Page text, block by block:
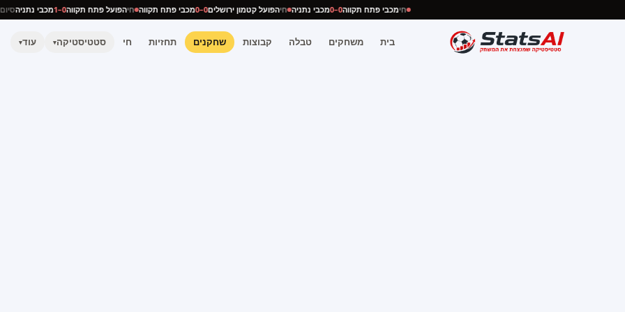
חימכבי פתח תקווה0–0 מכבי נתניה חיהפועל קטמון ירושלים0–0 מכבי פתח תקווה חיהפועל פתח תקווה0–1 מכבי נתניה
בית משחקים טבלה קבוצות שחקנים תחזיות חי סטטיסטיקה▾ עוד▾